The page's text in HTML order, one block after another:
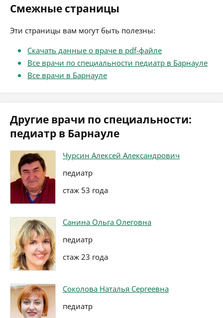
Смежные страницы
Эти страницы вам могут быть полезны:
Скачать данные о враче в pdf-файле
Все врачи по специальности педиатр в Барнауле
Все врачи в Барнауле
Другие врачи по специальности:
педиатр в Барнауле
Чурсин Алексей Александрович
педиатр
стаж 53 года
Санина Ольга Олеговна
педиатр
стаж 23 года
Соколова Наталья Сергеевна
педиатр